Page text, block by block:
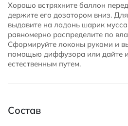
Хорошо встряхните баллон
держите его дозатором вниз.
выдавите на ладонь шарик
равномерно распределите по
Сформируйте локоны руками и
помощью диффузора или дайте
естественным путем.
Состав